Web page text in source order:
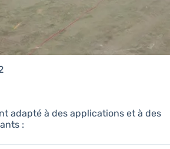
adapté à des applications et à des
: